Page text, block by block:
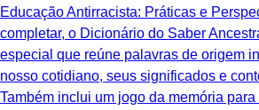
Educação Antirracista: Práticas e
completar, o Dicionário do Saber
especial que reúne palavras de origem
nosso cotidiano, seus significados e
Também inclui um jogo da memória